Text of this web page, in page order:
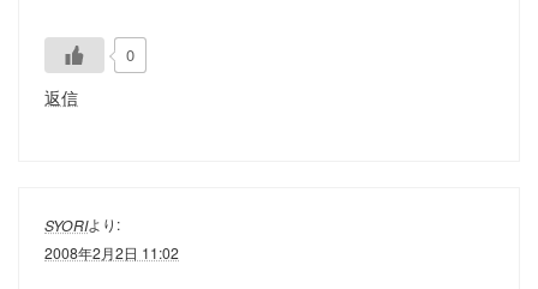
0
返信
SYORIより:
2008年2月2日 11:02